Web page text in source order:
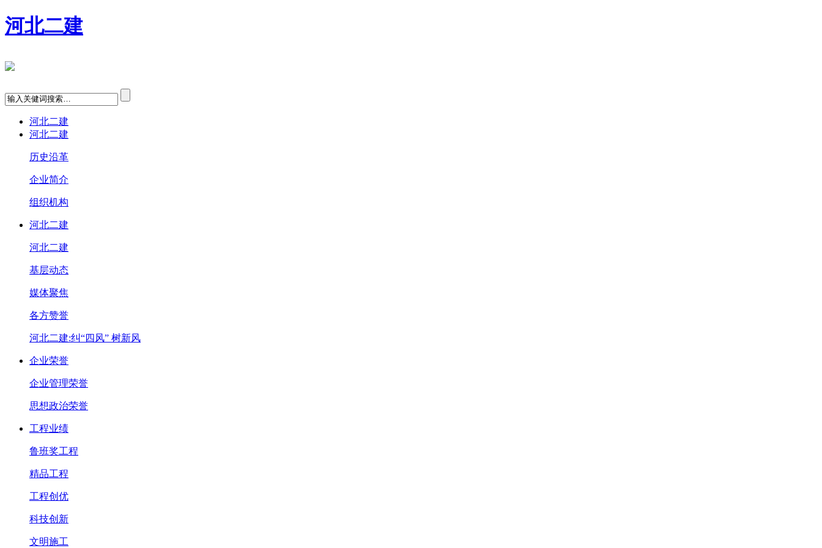
河北二建
河北二建
河北二建
历史沿革
企业简介
组织机构
河北二建
河北二建
基层动态
媒体聚焦
各方赞誉
河北二建:纠“四风” 树新风
企业荣誉
企业管理荣誉
思想政治荣誉
工程业绩
鲁班奖工程
精品工程
工程创优
科技创新
文明施工